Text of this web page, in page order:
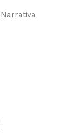
Narrativa